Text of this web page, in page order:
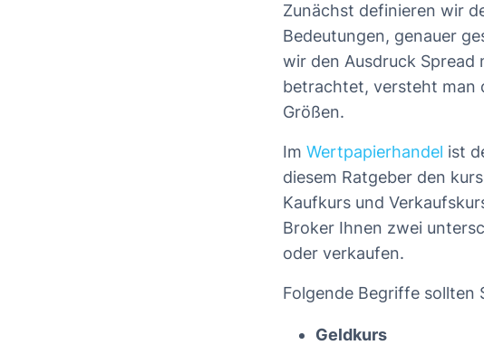
Zunächst definieren wir
Bedeutungen, genauer
wir den Ausdruck Spread
betrachtet, versteht man
Größen.
Im Wertpapierhandel ist
diesem Ratgeber den
Kaufkurs und
Broker Ihnen zwei
oder verkaufen.
Folgende Begriffe sollten
Geldkurs